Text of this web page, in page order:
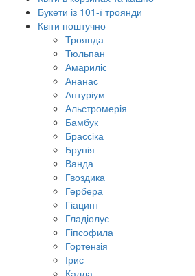
Букети із 101-ї троянди
Квіти поштучно
Троянда
Тюльпан
Амариліс
Ананас
Антуріум
Альстромерія
Бамбук
Брассіка
Брунія
Ванда
Гвоздика
Гербера
Гіацинт
Гладіолус
Гіпсофила
Гортензія
Ірис
Калла